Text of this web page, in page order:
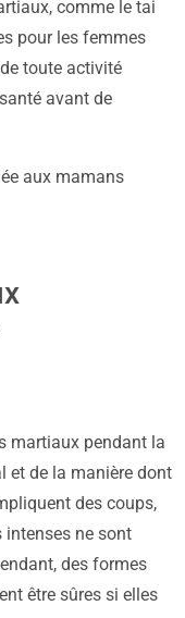
comme le tai
pour les femmes
toute activité
avant de
aux mamans
martiaux pendant la
et de la manière dont
des coups,
intenses ne sont
des formes
être sûres si elles